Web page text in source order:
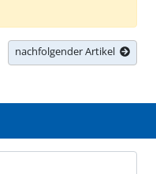
nachfolgender Artikel